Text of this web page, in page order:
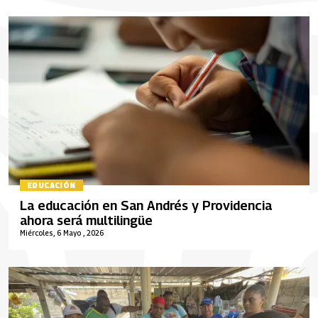
EDUCACIÓN
Miércoles, 6 Mayo , 2026
La educación en San Andrés y Providencia
ahora será multilingüe